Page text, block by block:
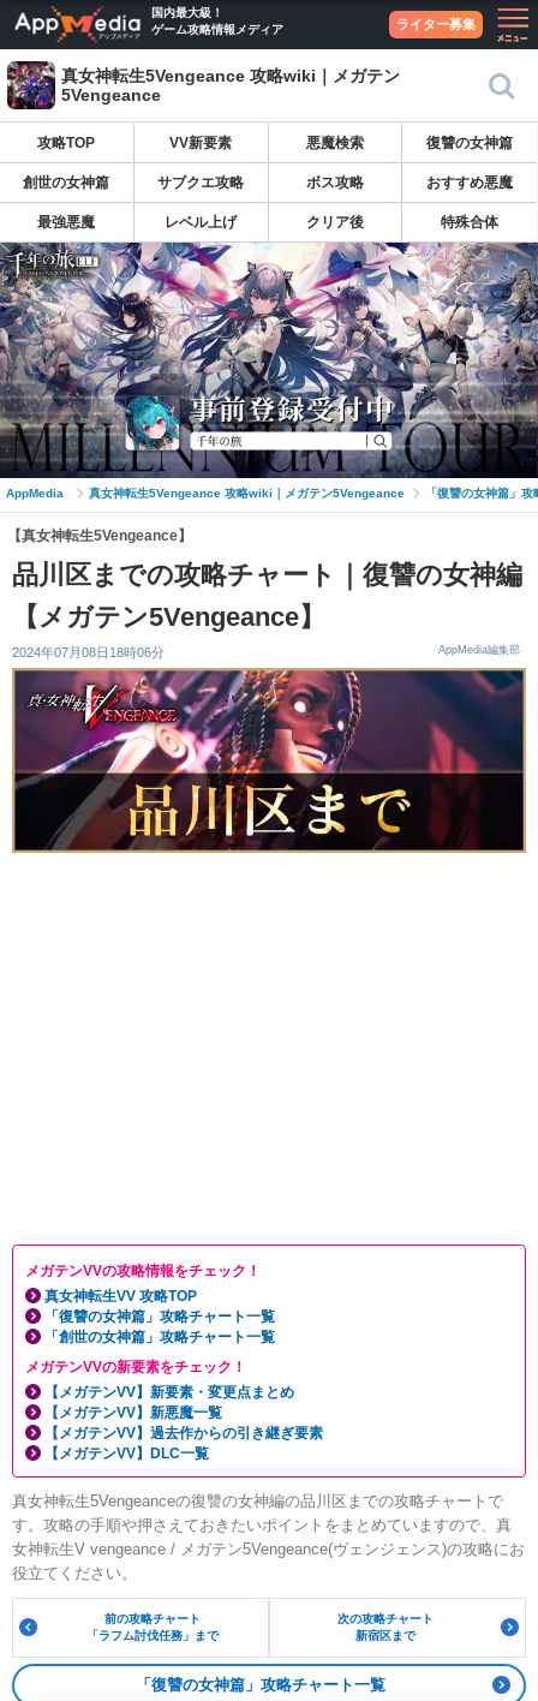
国内最大級！
ゲーム攻略情報メディア
ライター募集
真女神転生5Vengeance 攻略wiki｜メガテン
5Vengeance
攻略TOP VV新要素 悪魔検索 復讐の女神篇
創世の女神篇 サブクエ攻略 ボス攻略 おすすめ悪魔
最強悪魔 レベル上げ クリア後 特殊合体
AppMedia 真女神転生5Vengeance 攻略wiki｜メガテン5Vengeance 「復讐の女神篇」攻
【真女神転生5Vengeance】
品川区までの攻略チャート｜復讐の女神編
【メガテン5Vengeance】
2024年07月08日18時06分 AppMedia編集部
メガテンVVの攻略情報をチェック！
真女神転生VV 攻略TOP
「復讐の女神篇」攻略チャート一覧
「創世の女神篇」攻略チャート一覧
メガテンVVの新要素をチェック！
【メガテンVV】新要素・変更点まとめ
【メガテンVV】新悪魔一覧
【メガテンVV】過去作からの引き継ぎ要素
【メガテンVV】DLC一覧
真女神転生5Vengeanceの復讐の女神編の品川区までの攻略チャートで
す。攻略の手順や押さえておきたいポイントをまとめていますので、真
女神転生V vengeance / メガテン5Vengeance(ヴェンジェンス)の攻略にお
役立てください。
前の攻略チャート
「ラフム討伐任務」まで
次の攻略チャート
新宿区まで
「復讐の女神篇」攻略チャート一覧